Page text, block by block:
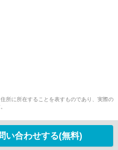
所に所在することを表すものであり、実際の
い合わせする(無料)